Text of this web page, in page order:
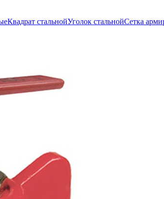
Квадрат стальнойУголок стальнойСетка